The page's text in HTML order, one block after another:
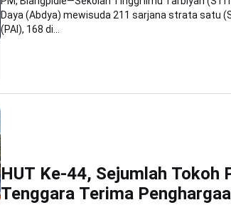
Daya (Abdya) mewisuda 211 sarjana strata satu
(PAI), 168 di...
HUT Ke-44, Sejumlah Tokoh
Tenggara Terima